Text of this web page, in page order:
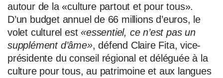
autour de la «culture partout et pour tous».
D’un budget annuel de 66 millions d’euros, le
volet culturel est«essentiel, ce n’est pas un
supplément d’âme», défend Claire Fita, vice-
présidente du conseil régional et déléguée à la
culture pour tous, au patrimoine et aux langues